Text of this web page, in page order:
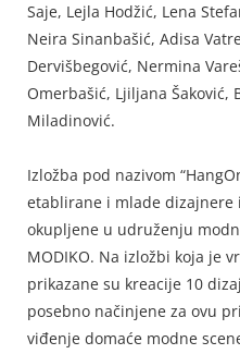
Saje, Lejla Hodžić, Lena
Neira Sinanbašić, Adisa
Dervišbegović, Nermina
Omerbašić, Ljiljana Šaković,
Miladinović.
Izložba pod nazivom
etablirane i mlade dizajnere
okupljene u udruženju
MODIKO. Na izložbi koja je
prikazane su kreacije 10
posebno načinjene za ovu
viđenje domaće modne